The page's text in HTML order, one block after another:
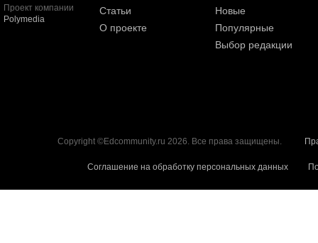
Проект компании
Polymedia
Статьи
О проекте
Новые
Популярные
Выбор редакции
Copyright ©Edcommunity.ru 2026. Все права защищены.
Соглашение на обработку персональных данных